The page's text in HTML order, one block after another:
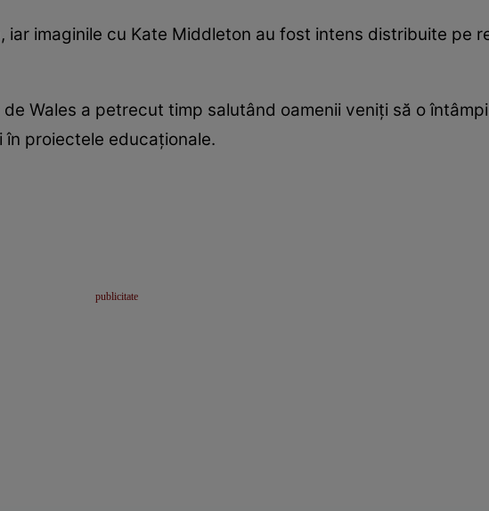
imaginile cu Kate Middleton au fost intens distribuite pe
Wales a petrecut timp salutând oamenii veniți să o
proiectele educaționale.